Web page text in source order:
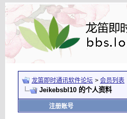
龙笛即时通讯软件论坛 > 会员列表
Jeikebsbl10 的个人资料
注册账号